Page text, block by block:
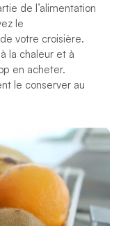
de l’alimentation
le
votre croisière.
la chaleur et à
en acheter.
le conserver au